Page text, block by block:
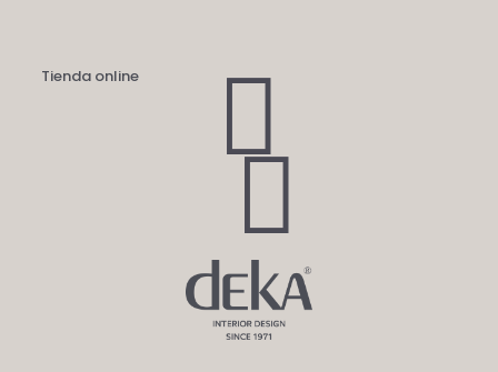
Tienda online 
